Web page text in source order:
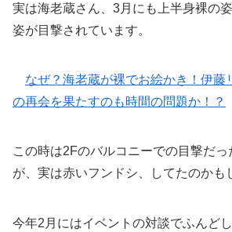
実は海老蔵さん、3月にも上半身裸の
姿が目撃されています。
なぜ？海老蔵が裸でお絵かき！伊藤
の再会を果たすのも時間の問題か！？
この時は2Fのバルコニーでの目撃だっ
が、実は赤いフンドシ、してたのかも
今年2月にはイベントの対談でふんど